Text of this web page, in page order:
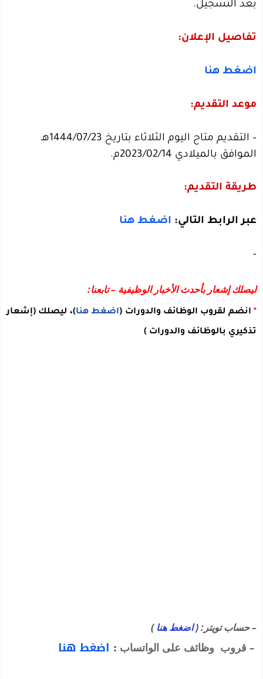
بعد التسجيل.
تفاصيل الإعلان:
اضغط هنا
موعد التقديم:
– التقديم متاح اليوم الثلاثاء بتاريخ 1444/07/23هـ
الموافق بالميلادي 2023/02/14م.
طريقة التقديم:
عبر الرابط التالي: اضغط هنا
–
ليصلك إشعار بأحدث الأخبار الوظيفية – تابعنا:
* انضم لقروب الوظائف والدورات (اضغط هنا)، ليصلك (إشعار
تذكيري بالوظائف والدورات )
– حساب تويتر: (اضغط هنا)
– قروب وظائف على الواتساب : اضغط هنا